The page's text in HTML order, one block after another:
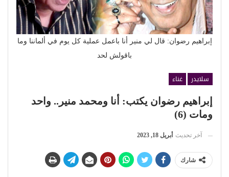
إبراهيم رضوان: قال لي منير أنا باعمل عملية كل يوم في ألماننا وما
باقولش لحد
سلايدر
غناء
إبراهيم رضوان يكتب: أنا ومحمد منير.. واحد
ومات (6)
آخر تحديث أبريل 18, 2023
شارك